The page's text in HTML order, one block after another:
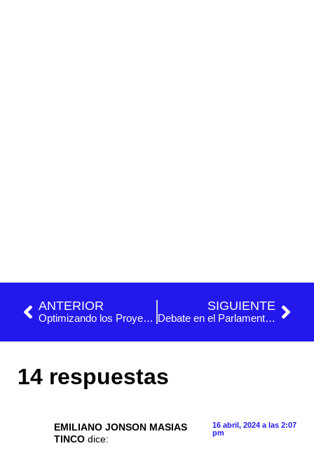
ANTERIOR
Optimizando los Proyectos: Crashing y Fast Tracking
SIGUIENTE
Debate en el Parlamento Europeo sobre IA y metodologías de Gestión de Proyectos
14 respuestas
EMILIANO JONSON MASIAS
TINCO dice:
16 abril, 2024 a las 2:07
pm